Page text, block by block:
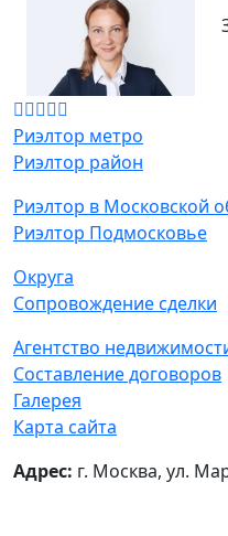
Риэлтор метро
Риэлтор район
Риэлтор в Московской
Риэлтор Подмосковье
Округа
Сопровождение сделки
Агентство
Составление договоров
Галерея
Карта сайта
Адрес: г. Москва, ул.